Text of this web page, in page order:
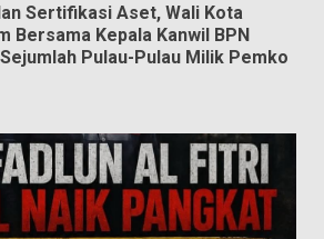
Sertifikasi Aset, Wali Kota
Bersama Kepala Kanwil BPN
Pulau-Pulau Milik Pemko